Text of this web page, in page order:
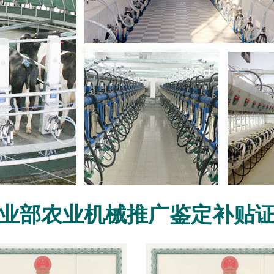
部农业机械推广鉴定补贴